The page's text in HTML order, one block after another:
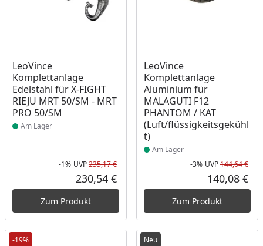
LeoVince
Komplettanlage
Edelstahl für X-FIGHT
RIEJU MRT 50/SM - MRT
PRO 50/SM
Produkt am Lager
Am Lager
Rabatt in Prozent
-1%
Ursprünglicher Preis
UVP235,17 €
Aktueller Preis
230,54 €
Zum Produkt
LeoVince
Komplettanlage
Aluminium für
MALAGUTI F12
PHANTOM / KAT
(Luft/flüssigkeitsgekühl
t)
Produkt am Lager
Am Lager
-3% UVP144,64 €
140,08 €
Zum Produkt
-19% Neu